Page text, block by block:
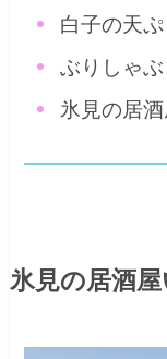
白子の天ぷ
ぶりしゃぶ
氷見の居
氷見の居酒